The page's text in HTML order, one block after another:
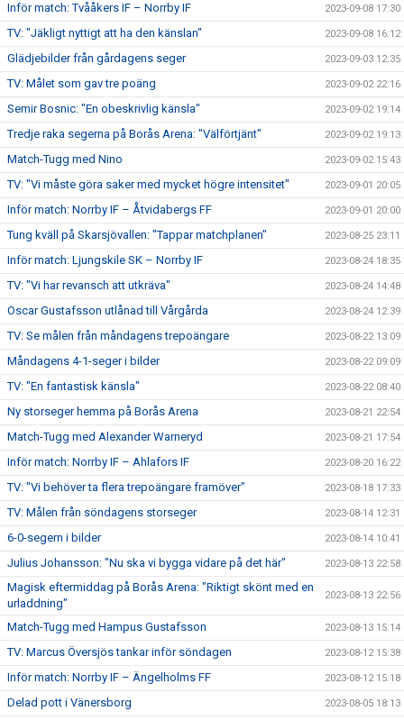
Inför match: Tvååkers IF – Norrby IF 2023-09-08 17:30
TV: "Jäkligt nyttigt att ha den känslan" 2023-09-08 16:12
Glädjebilder från gårdagens seger 2023-09-03 12:35
TV: Målet som gav tre poäng 2023-09-02 22:16
Semir Bosnic: "En obeskrivlig känsla" 2023-09-02 19:14
Tredje raka segerna på Borås Arena: "Välförtjänt" 2023-09-02 19:13
Match-Tugg med Nino 2023-09-02 15:43
TV: "Vi måste göra saker med mycket högre intensitet" 2023-09-01 20:05
Inför match: Norrby IF – Åtvidabergs FF 2023-09-01 20:00
Tung kväll på Skarsjövallen: "Tappar matchplanen" 2023-08-25 23:11
Inför match: Ljungskile SK – Norrby IF 2023-08-24 18:35
TV: "Vi har revansch att utkräva" 2023-08-24 14:48
Oscar Gustafsson utlånad till Vårgårda 2023-08-24 12:39
TV: Se målen från måndagens trepoängare 2023-08-22 13:09
Måndagens 4-1-seger i bilder 2023-08-22 09:09
TV: "En fantastisk känsla" 2023-08-22 08:40
Ny storseger hemma på Borås Arena 2023-08-21 22:54
Match-Tugg med Alexander Warneryd 2023-08-21 17:54
Inför match: Norrby IF – Ahlafors IF 2023-08-20 16:22
TV: "Vi behöver ta flera trepoängare framöver" 2023-08-18 17:33
TV: Målen från söndagens storseger 2023-08-14 12:31
6-0-segern i bilder 2023-08-14 10:41
Julius Johansson: "Nu ska vi bygga vidare på det här" 2023-08-13 22:58
Magisk eftermiddag på Borås Arena: "Riktigt skönt med en
urladdning"
2023-08-13 22:56
Match-Tugg med Hampus Gustafsson 2023-08-13 15:14
TV: Marcus Översjös tankar inför söndagen 2023-08-12 15:38
Inför match: Norrby IF – Ängelholms FF 2023-08-12 15:18
Delad pott i Vänersborg 2023-08-05 18:13